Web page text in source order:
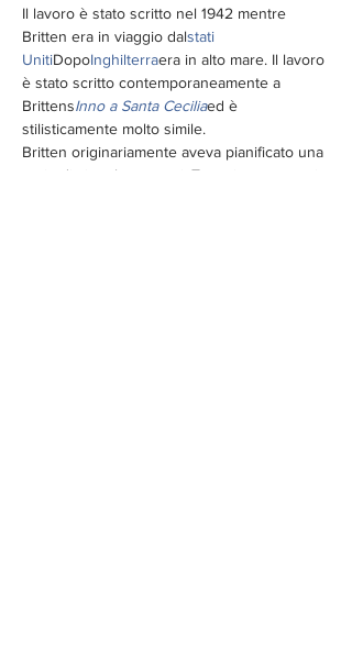
Il lavoro è stato scritto nel 1942 mentre
Britten era in viaggio dalstati
UnitiDopoInghilterraera in alto mare. Il lavoro
è stato scritto contemporaneamente a
BrittensInno a Santa Ceciliaed è
stilisticamente molto simile.
Britten originariamente aveva pianificato una
serie di singole canzoni. Tuttavia, sono stati